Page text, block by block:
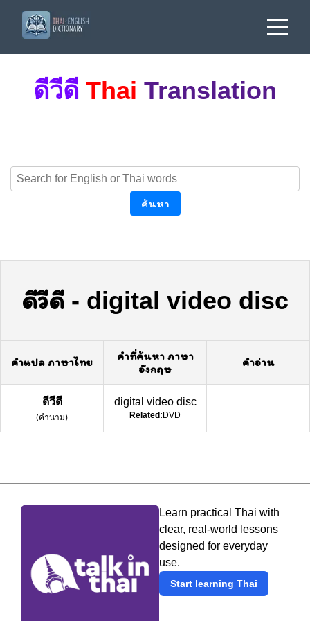
ดีวีดี Thai Translation
ค้นหา
ดีวีดี - digital video disc
คำแปล ภาษาไทย
คำที่ค้นหา ภาษา
อังกฤษ
คำอ่าน
ดีวีดี
(คำนาม)
digital video disc
Related:DVD
Learn practical Thai with
clear, real-world lessons
designed for everyday
use.
Start learning Thai